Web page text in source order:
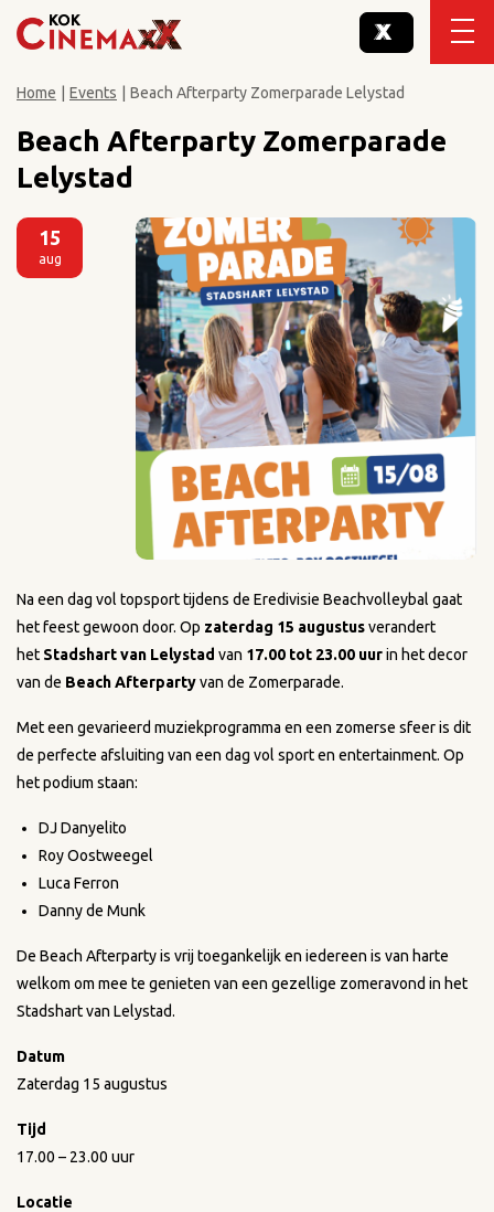
Home Events Beach Afterparty Zomerparade Lelystad
Beach Afterparty Zomerparade
Lelystad
15
aug
Na een dag vol topsport tijdens de Eredivisie Beachvolleybal gaat
het feest gewoon door. Op zaterdag 15 augustusverandert
het Stadshart van Lelystad van 17.00 tot 23.00 uurin het decor
van de Beach Afterpartyvan de Zomerparade.
Met een gevarieerd muziekprogramma en een zomerse sfeer is dit
de perfecte afsluiting van een dag vol sport en entertainment. Op
het podium staan:
DJ Danyelito
Roy Oostweegel
Luca Ferron
Danny de Munk
De Beach Afterparty is vrij toegankelijk en iedereen is van harte
welkom om mee te genieten van een gezellige zomeravond in het
Stadshart van Lelystad.
Datum
Zaterdag 15 augustus
Tijd
17.00 – 23.00 uur
Locatie